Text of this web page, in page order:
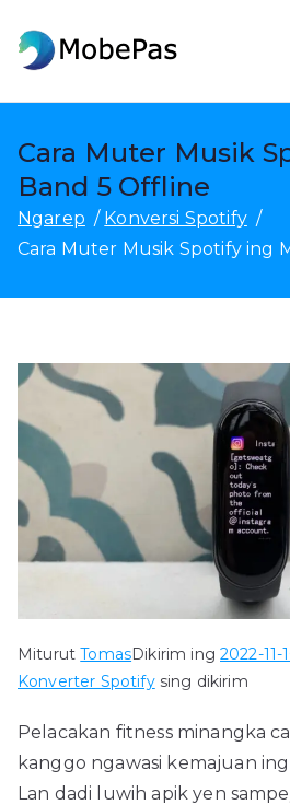
menyang
konten
Cara Muter Musik
Band 5 Offline
Ngarep
Konversi Spotify
Cara Muter Musik Spotify ing
MiturutTomasDikirim ing2022-11-
Konverter Spotifysing dikirim
Pelacakan fitness minangka
kanggo ngawasi kemajuan
Lan dadi luwih apik yen